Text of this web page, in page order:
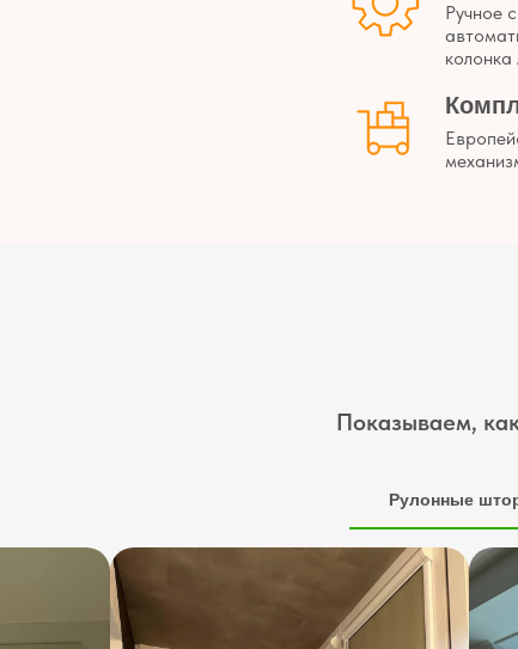
Ручное
Показываем,
Рулонные